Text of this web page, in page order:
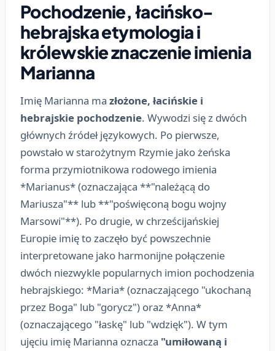
Pochodzenie, łacińsko-
hebrajska etymologia i
królewskie znaczenie imienia
Marianna
Imię Marianna ma złożone, łacińskie i
hebrajskie pochodzenie. Wywodzi się z dwóch
głównych źródeł językowych. Po pierwsze,
powstało w starożytnym Rzymie jako żeńska
forma przymiotnikowa rodowego imienia
*Marianus* (oznaczająca **"należącą do
Mariusza"** lub **"poświęconą bogu wojny
Marsowi"**). Po drugie, w chrześcijańskiej
Europie imię to zaczęło być powszechnie
interpretowane jako harmonijne połączenie
dwóch niezwykle popularnych imion pochodzenia
hebrajskiego: *Maria* (oznaczającego "ukochaną
przez Boga" lub "gorycz") oraz *Anna*
(oznaczającego "łaskę" lub "wdzięk"). W tym
ujęciu imię Marianna oznacza "umiłowaną i